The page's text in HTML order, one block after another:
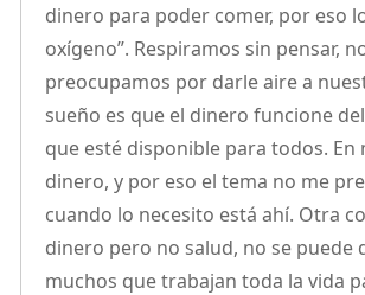
dinero para poder comer, por eso
oxígeno”. Respiramos sin pensar,
preocupamos por darle aire a
sueño es que el dinero funcione
que esté disponible para todos. En
dinero, y por eso el tema no me
cuando lo necesito está ahí. Otra
dinero pero no salud, no se puede
muchos que trabajan toda la vida